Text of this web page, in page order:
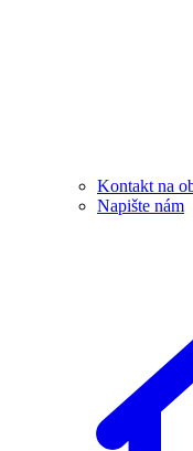
Kontakt na
Napište nám